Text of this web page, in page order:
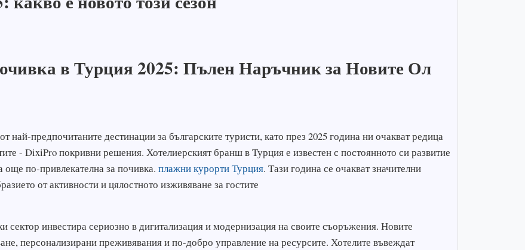
в Турция 2025: Пълен Наръчник за Новите Ол
най-предпочитаните дестинации за българските туристи, като през 2025 година ни очакват редица
- DixiPro покривни решения. Хотелиерският бранш в Турция е известен с постоянното си развитие
по-привлекателна за почивка. плажни курорти Турция. Тази година се очакват значителни
от активности и цялостното изживяване за гостите
сектор инвестира сериозно в дигитализация и модернизация на своите съоръжения. Новите
персонализирани преживявания и по-добро управление на ресурсите. Хотелите въвеждат